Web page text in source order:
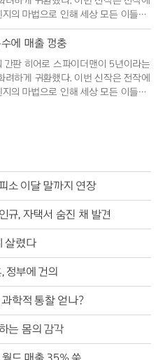
의 마법으로 인해 세상 모든 이들의
에 매출 껑충
간판 히어로 스파이더맨이 5년이라는
려하게 귀환했다. 이번 신작은 전작에
의 마법으로 인해 세상 모든 이들의
소 이달 말까지 연장
규, 자택서 숨진 채 발견
살렸다
정부에 건의
학적 통찰 얻나?
는 몸의 감각
드 매출 35% 쑥